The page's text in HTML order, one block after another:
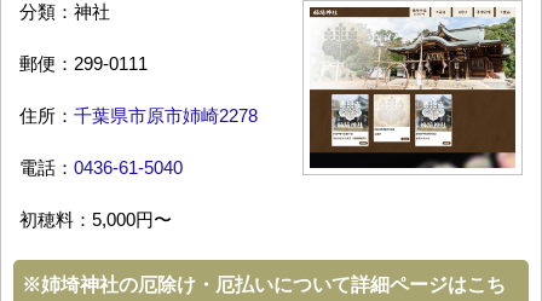
分類：神社
郵便：299-0111
住所： 千葉県市原市姉崎2278
電話： 0436-61-5040
初穂料：5,000円〜
※姉埼神社の厄除け・厄払いについて詳細ページはこち